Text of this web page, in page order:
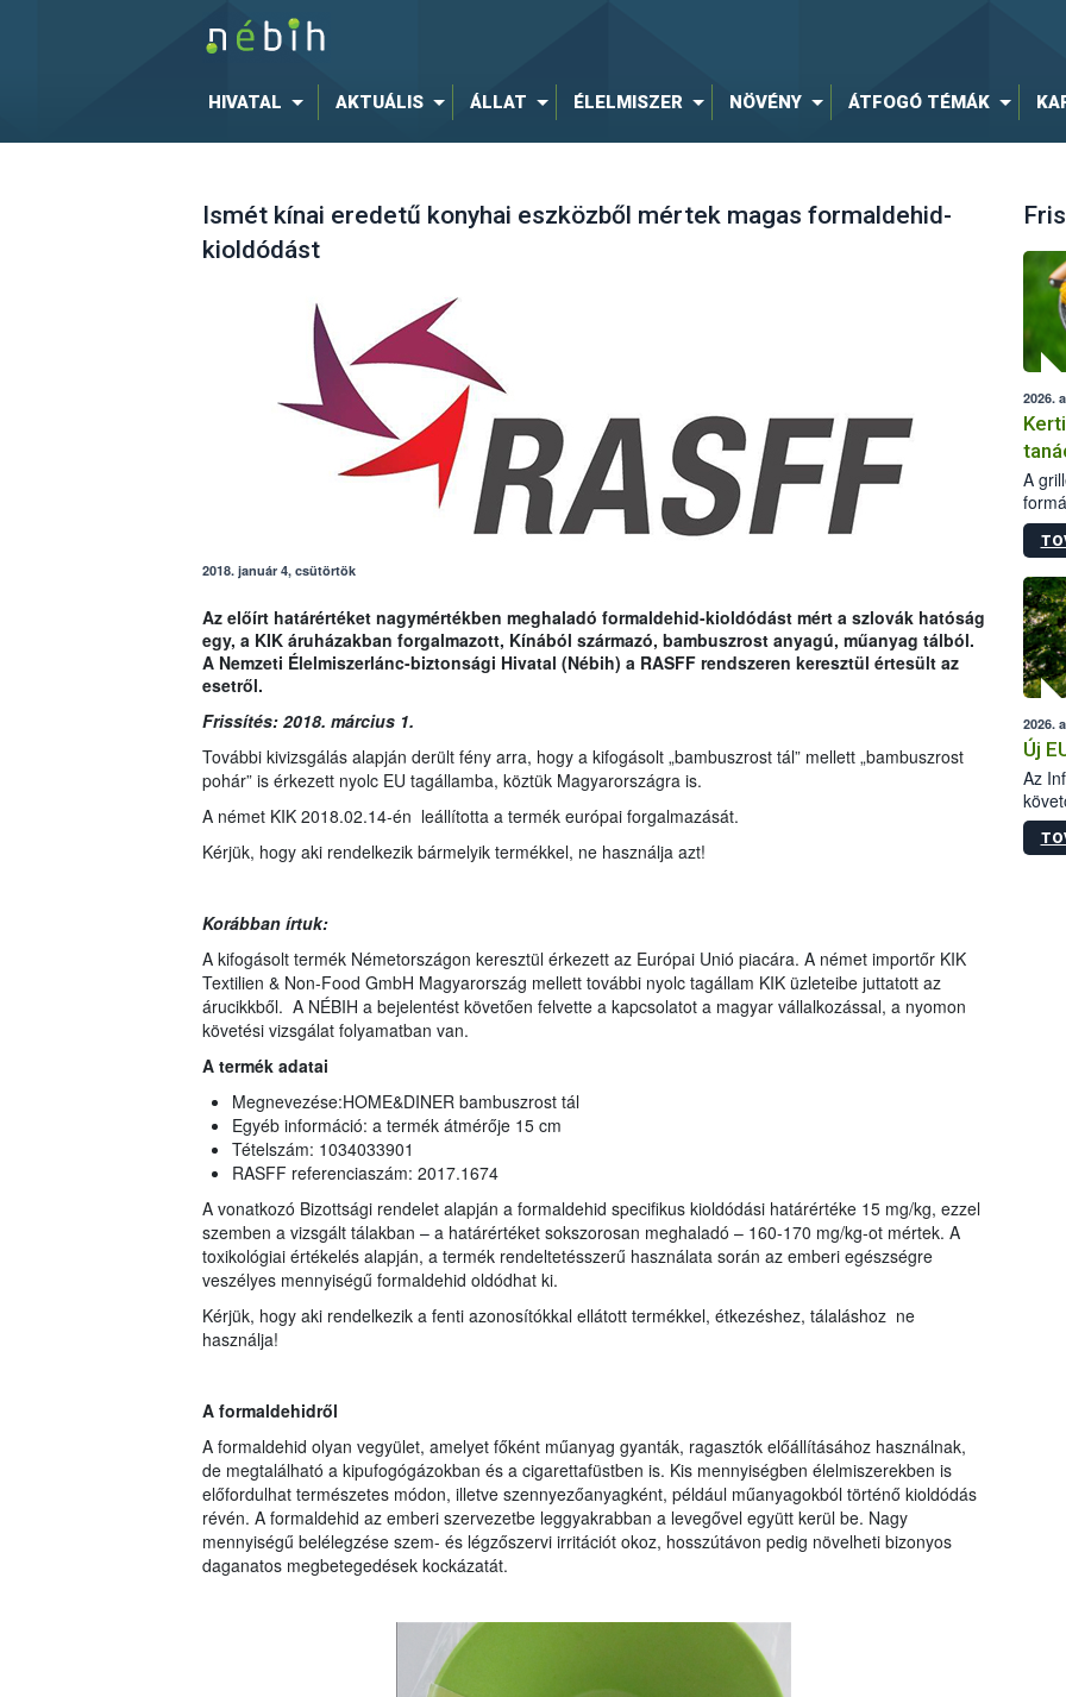
HIVATAL AKTUÁLIS ÁLLAT ÉLELMISZER NÖVÉNY ÁTFOGÓ TÉMÁK
Ismét kínai eredetű konyhai eszközből mértek magas formaldehid-
kioldódást
2018. január 4, csütörtök
Az előírt határértéket nagymértékben meghaladó formaldehid-kioldódást mért a szlovák hatóság
egy, a KIK áruházakban forgalmazott, Kínából származó, bambuszrost anyagú, műanyag tálból.
A Nemzeti Élelmiszerlánc-biztonsági Hivatal (Nébih) a RASFF rendszeren keresztül értesült az
esetről.
Frissítés: 2018. március 1.
További kivizsgálás alapján derült fény arra, hogy a kifogásolt „bambuszrost tál” mellett „bambuszrost
pohár” is érkezett nyolc EU tagállamba, köztük Magyarországra is.
A német KIK 2018.02.14-én leállította a termék európai forgalmazását.
Kérjük, hogy aki rendelkezik bármelyik termékkel, ne használja azt!
Korábban írtuk:
A kifogásolt termék Németországon keresztül érkezett az Európai Unió piacára. A német importőr KIK
Textilien & Non-Food GmbH Magyarország mellett további nyolc tagállam KIK üzleteibe juttatott az
árucikkből. A NÉBIH a bejelentést követően felvette a kapcsolatot a magyar vállalkozással, a nyomon
követési vizsgálat folyamatban van.
A termék adatai
Megnevezése:HOME&DINER bambuszrost tál
Egyéb információ: a termék átmérője 15 cm
Tételszám: 1034033901
RASFF referenciaszám: 2017.1674
A vonatkozó Bizottsági rendelet alapján a formaldehid specifikus kioldódási határértéke 15 mg/kg, ezzel
szemben a vizsgált tálakban – a határértéket sokszorosan meghaladó – 160-170 mg/kg-ot mértek. A
toxikológiai értékelés alapján, a termék rendeltetésszerű használata során az emberi egészségre
veszélyes mennyiségű formaldehid oldódhat ki.
Kérjük, hogy aki rendelkezik a fenti azonosítókkal ellátott termékkel, étkezéshez, tálaláshoz ne
használja!
A formaldehidről
A formaldehid olyan vegyület, amelyet főként műanyag gyanták, ragasztók előállításához használnak,
de megtalálható a kipufogógázokban és a cigarettafüstben is. Kis mennyiségben élelmiszerekben is
előfordulhat természetes módon, illetve szennyezőanyagként, például műanyagokból történő kioldódás
révén. A formaldehid az emberi szervezetbe leggyakrabban a levegővel együtt kerül be. Nagy
mennyiségű belélegzése szem- és légzőszervi irritációt okoz, hosszútávon pedig növelheti bizonyos
daganatos megbetegedések kockázatát.
2026.
A
a
2026.
Új
Az